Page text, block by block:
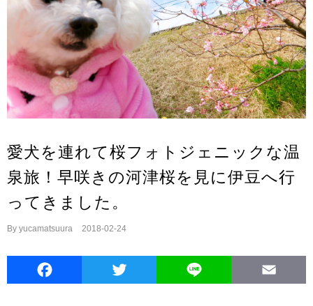
愛犬を連れて桜フォトジェニックな温
泉旅！早咲きの河津桜を見に伊豆へ行
ってきました。
By yucamatsuura 2018-02-24
Facebook Twitter